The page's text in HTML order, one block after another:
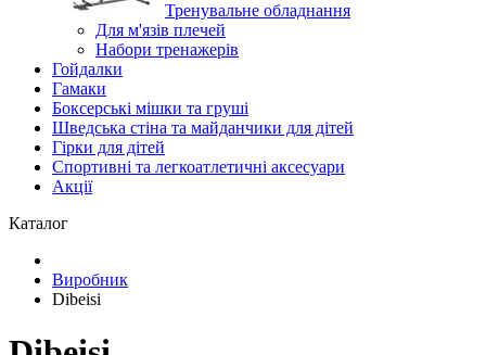
Тренувальне обладнання
Для м'язів плечей
Набори тренажерів
Гойдалки
Гамаки
Боксерські мішки та груші
Шведська стіна та майданчики для дітей
Гірки для дітей
Спортивні та легкоатлетичні аксесуари
Акції
Каталог
Виробник
Dibeisi